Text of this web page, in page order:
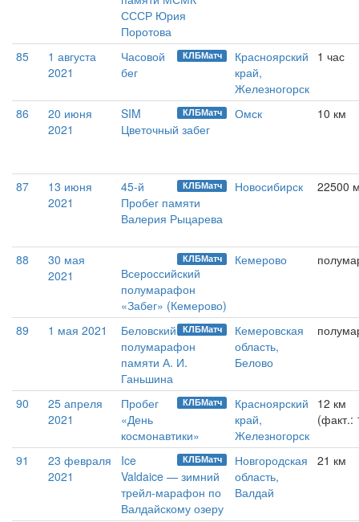
СССР Юрия
Поротова
85
1 августа
2021
КЛБМатч
Часовой
бег
Красноярский
край,
Железногорск
1 час
86
20 июня
2021
КЛБМатч
SIM
Цветочный забег
Омск 10 км
87
13 июня
2021
КЛБМатч
45-й
Пробег памяти
Валерия Рыцарева
Новосибирск 22500
88
30 мая
2021
КЛБМатч
Всероссийский
полумарафон
«Забег» (Кемерово)
Кемерово
89 1 мая 2021 КЛБМатч
Беловский
полумарафон
памяти А. И.
Ганьшина
Кемеровская
область,
Белово
90
25 апреля
2021
КЛБМатч
Пробег
«День
космонавтики»
Красноярский
край,
Железногорск
12 км
(факт.:
91
23 февраля
2021
КЛБМатч
Ice
Valdaice — зимний
трейл-марафон по
Валдайскому озеру
Новгородская
область,
Валдай
21 км